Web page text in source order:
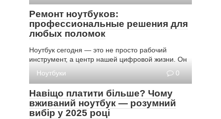
Ремонт ноутбуков:
профессиональные решения для
любых поломок
Ноутбук сегодня — это не просто рабочий
инструмент, а центр нашей цифровой жизни. Он
Ноутбуки
0
Навіщо платити більше? Чому
вживаний ноутбук — розумний
вибір у 2025 році